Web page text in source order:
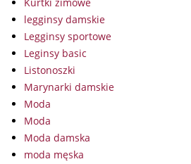
legginsy damskie
Legginsy sportowe
Leginsy basic
Listonoszki
Marynarki damskie
Moda
Moda
Moda damska
moda męska